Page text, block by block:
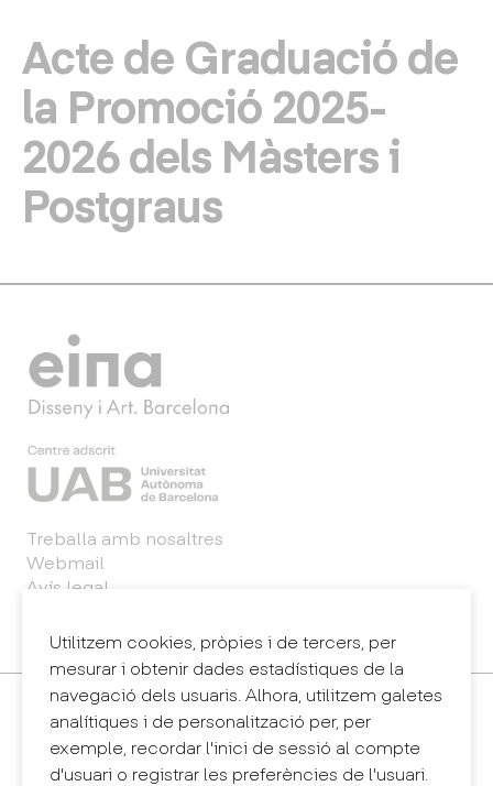
Acte de Graduació de
la Promoció 2025-
2026 dels Màsters i
Postgraus
Utilitzem cookies, pròpies i de tercers, per
mesurar i obtenir dades estadístiques de la
navegació dels usuaris. Alhora, utilitzem galetes
analítiques i de personalització per, per
exemple, recordar l'inici de sessió al compte
d'usuari o registrar les preferències de l'usuari.
Treballa amb nosaltres
Webmail
Avís legal
Sintema intern d'informació (canal de denúncies)
Contacte
+34 932 030 923
info@eina.cat